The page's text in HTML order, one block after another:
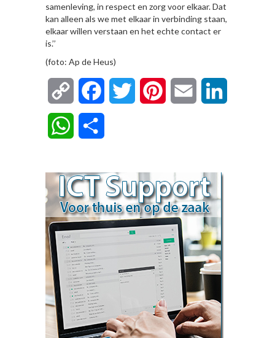
samenleving, in respect en zorg voor elkaar. Dat
kan alleen als we met elkaar in verbinding staan,
elkaar willen verstaan en het echte contact er
is.’’
(foto: Ap de Heus)
Copy
Link
FacebookTwitter Pinterest Email
WhatsApp